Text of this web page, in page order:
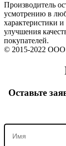
Производитель
усмотрению в
характеристики
улучшения
покупателей.
© 2015-2022
Оставьте